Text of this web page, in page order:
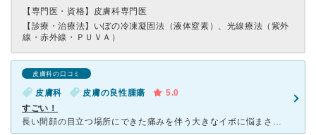
【専門医・資格】 皮膚科専門医
【診療・治療法】 いぼの冷凍凝固法（液体窒素）、光線療法（紫外
線・赤外線・ＰＵＶＡ）
皮膚科の口コミ
皮膚科 皮膚の良性腫瘍
5.0
すごい！
長い間顔の目立つ場所にできた痛みを伴う大きなイボに悩まされており今までの皮膚科に通っていてもなかなか治らず困っていましたが、こちらのクリニックにかかったところ一度で治りました！ 先生も優しくお話